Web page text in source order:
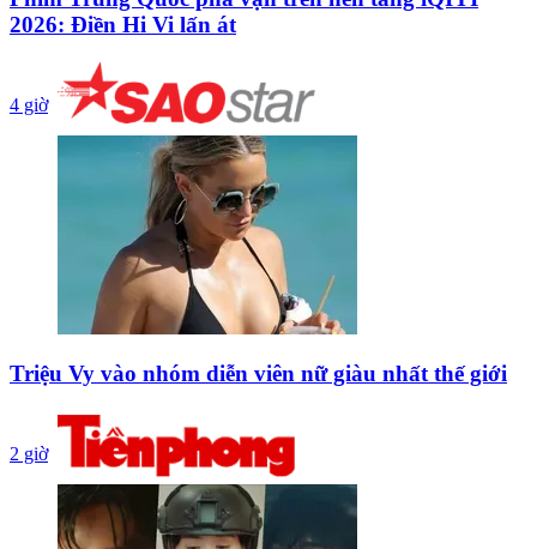
2026: Điền Hi Vi lấn át
4 giờ
Triệu Vy vào nhóm diễn viên nữ giàu nhất thế giới
2 giờ